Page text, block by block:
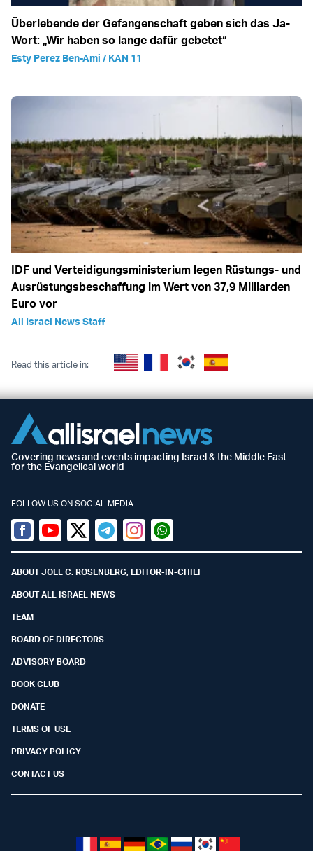
Überlebende der Gefangenschaft geben sich das Ja-
Wort: „Wir haben so lange dafür gebetet“
Esty Perez Ben-Ami / KAN 11
IDF und Verteidigungsministerium legen Rüstungs- und
Ausrüstungsbeschaffung im Wert von 37,9 Milliarden
Euro vor
All Israel News Staff
Read this article in:
Covering news and events impacting Israel & the Middle East
for the Evangelical world
FOLLOW US ON SOCIAL MEDIA
Facebook
YoutubeTwitter (X)
TelegramInstagramWhatsapp
ABOUT JOEL C. ROSENBERG, EDITOR-IN-CHIEF
ABOUT ALL ISRAEL NEWS
TEAM
BOARD OF DIRECTORS
ADVISORY BOARD
BOOK CLUB
DONATE
TERMS OF USE
PRIVACY POLICY
CONTACT US